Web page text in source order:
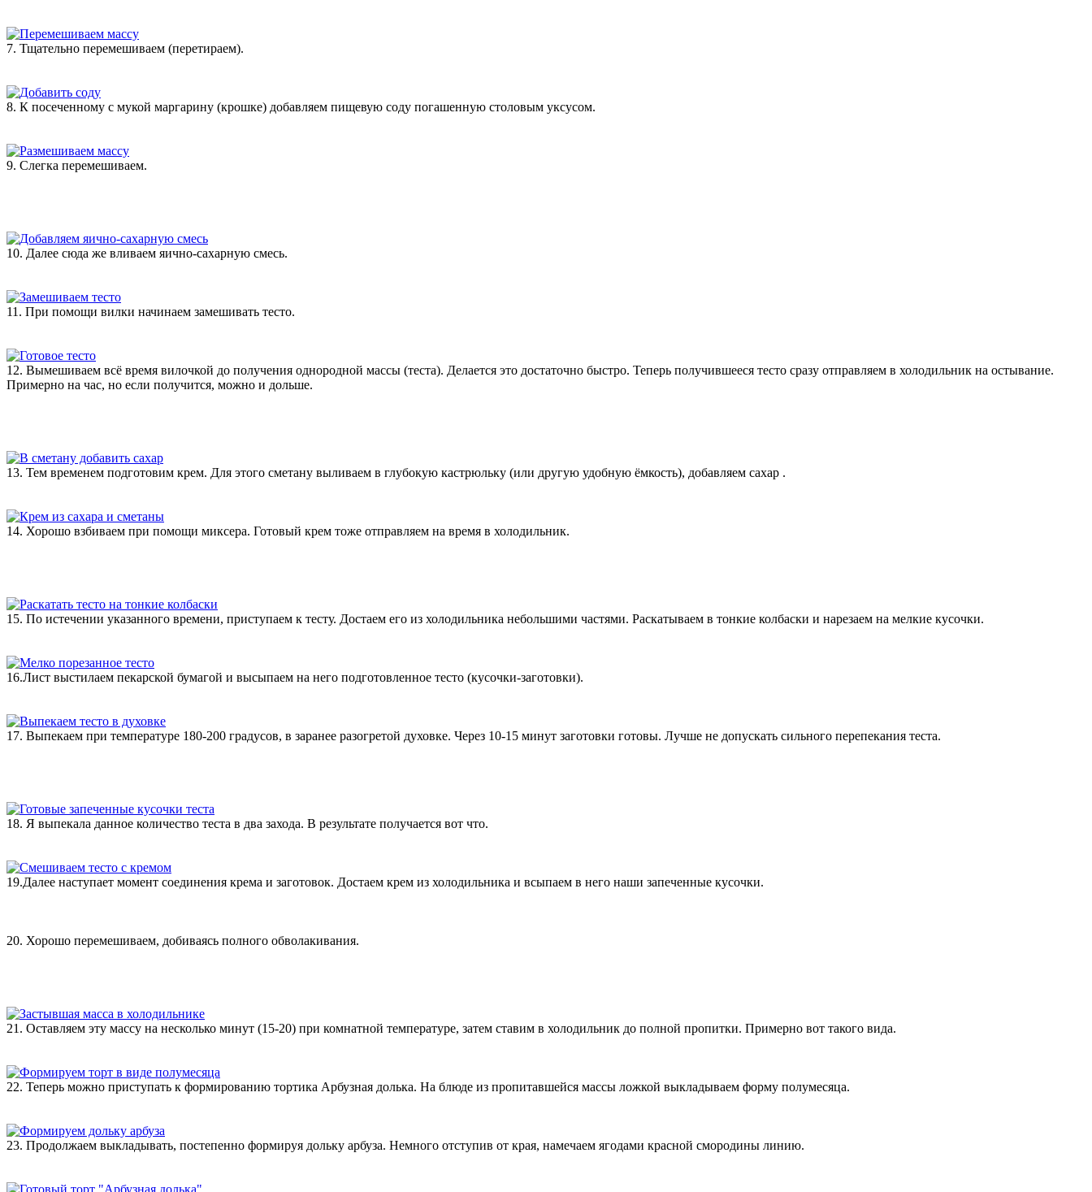
7. Тщательно перемешиваем (перетираем).
8. К посеченному с мукой маргарину (крошке) добавляем пищевую соду погашенную столовым уксусом.
9. Слегка перемешиваем.
10. Далее сюда же вливаем яично-сахарную смесь.
11. При помощи вилки начинаем замешивать тесто.
12. Вымешиваем всё время вилочкой до получения однородной массы (теста). Делается это достаточно быстро. Теперь получившееся тесто сразу отправляем в холодильник на остывание.
Примерно на час, но если получится, можно и дольше.
13. Тем временем подготовим крем. Для этого сметану выливаем в глубокую кастрюльку (или другую удобную ёмкость), добавляем сахар .
14. Хорошо взбиваем при помощи миксера. Готовый крем тоже отправляем на время в холодильник.
15. По истечении указанного времени, приступаем к тесту. Достаем его из холодильника небольшими частями. Раскатываем в тонкие колбаски и нарезаем на мелкие кусочки.
16.Лист выстилаем пекарской бумагой и высыпаем на него подготовленное тесто (кусочки-заготовки).
17. Выпекаем при температуре 180-200 градусов, в заранее разогретой духовке. Через 10-15 минут заготовки готовы. Лучше не допускать сильного перепекания теста.
18. Я выпекала данное количество теста в два захода. В результате получается вот что.
19.Далее наступает момент соединения крема и заготовок. Достаем крем из холодильника и всыпаем в него наши запеченные кусочки.
20. Хорошо перемешиваем, добиваясь полного обволакивания.
21. Оставляем эту массу на несколько минут (15-20) при комнатной температуре, затем ставим в холодильник до полной пропитки. Примерно вот такого вида.
22. Теперь можно приступать к формированию тортика Арбузная долька. На блюде из пропитавшейся массы ложкой выкладываем форму полумесяца.
23. Продолжаем выкладывать, постепенно формируя дольку арбуза. Немного отступив от края, намечаем ягодами красной смородины линию.